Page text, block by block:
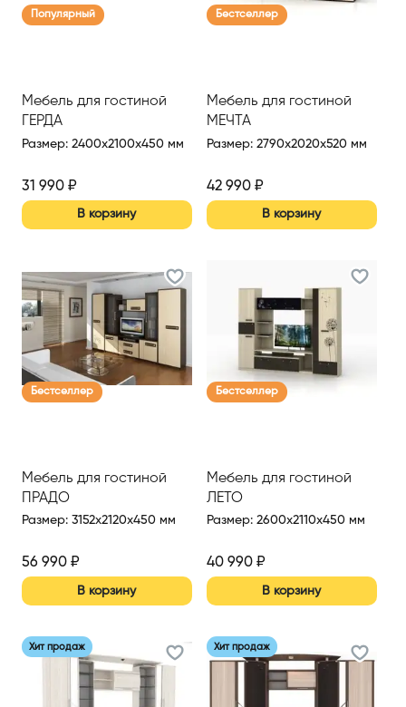
Популярный
Мебель для гостиной
ГЕРДА
Размер: 2400x2100x450 мм
31 990 ₽
В корзину
Бестселлер
Мебель для гостиной
МЕЧТА
Размер: 2790x2020x520 мм
42 990₽
В корзину
Бестселлер
Мебель для гостиной
ПРАДО
Размер: 3152x2120x450 мм
56 990 ₽
В корзину
Бестселлер
Мебель для гостиной
ЛЕТО
Размер: 2600x2110x450 мм
40 990₽
В корзину
Хит продаж Хит продаж